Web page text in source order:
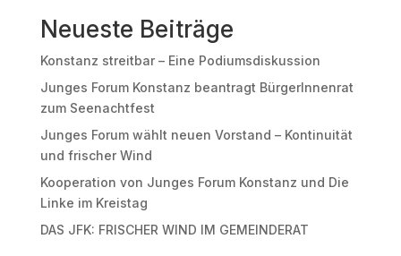
Neueste Beiträge
Konstanz streitbar – Eine Podiumsdiskussion
Junges Forum Konstanz beantragt BürgerInnenrat
zum Seenachtfest
Junges Forum wählt neuen Vorstand – Kontinuität
und frischer Wind
Kooperation von Junges Forum Konstanz und Die
Linke im Kreistag
DAS JFK: FRISCHER WIND IM GEMEINDERAT